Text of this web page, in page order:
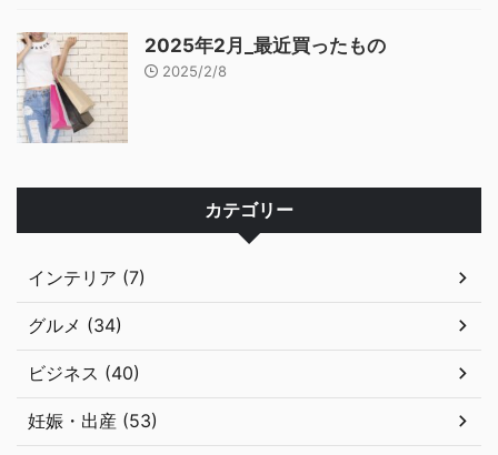
2025年2月_最近買ったもの
2025/2/8
カテゴリー
インテリア (7)
グルメ (34)
ビジネス (40)
妊娠・出産 (53)